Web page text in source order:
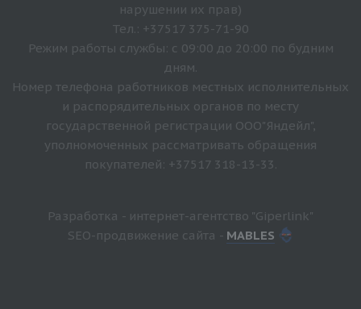
нарушении их прав)
Тел.: +37517 375-71-90
Режим работы службы: с 09:00 до 20:00 по будним
дням.
Номер телефона работников местных исполнительных
и распорядительных органов по месту
государственной регистрации ООО"Яндейл",
уполномоченных рассматривать обращения
покупателей: +37517 318-13-33.
Разработка - интернет-агентство "Giperlink"
SEO-продвижение сайта - MABLES